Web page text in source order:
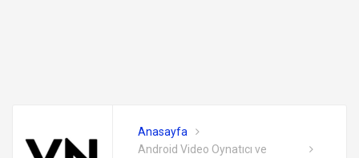
Anasayfa
Android Video Oynatıcı ve